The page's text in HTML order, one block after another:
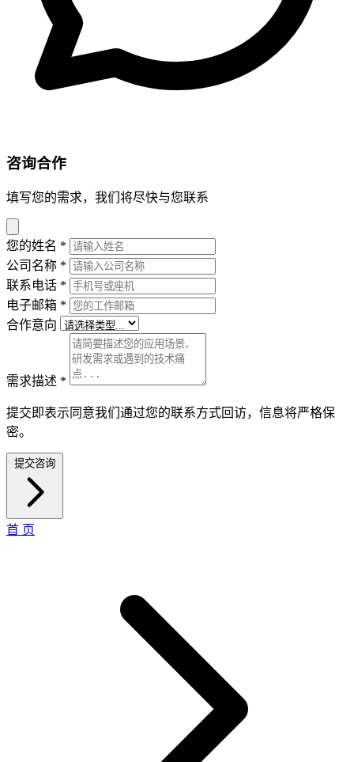
咨询合作
填写您的需求，我们将尽快与您联系
您的姓名 *
公司名称 *
联系电话 *
电子邮箱 *
合作意向
需求描述 *
提交即表示同意我们通过您的联系方式回访，信息将严格保
密。
提交咨询
首 页